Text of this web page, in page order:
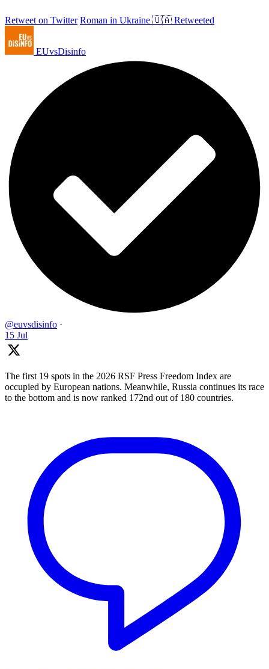
Retweet on Twitter Roman in Ukraine 🇺🇦 Retweeted
EUvsDisinfo
@euvsdisinfo ·
15 Jul
The first 19 spots in the 2026 RSF Press Freedom Index are
occupied by European nations. Meanwhile, Russia continues its race
to the bottom and is now ranked 172nd out of 180 countries.